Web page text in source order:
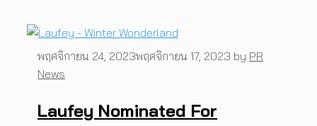
Laufey Nominated For
พฤศจิกายน 24, 2023พฤศจิกายน 17, 2023 by PR
News